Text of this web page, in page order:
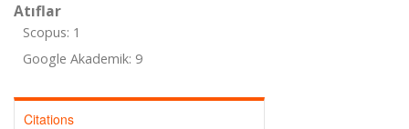
Atıflar
Scopus: 1
Google Akademik: 9
Citations